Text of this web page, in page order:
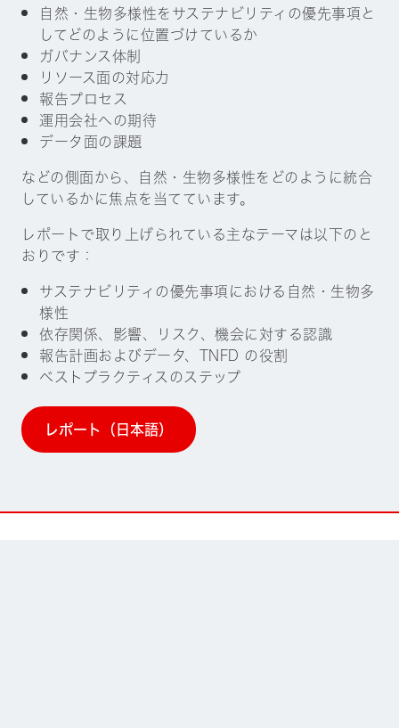
自然・生物多様性をサステナビリティの優先事項と
してどのように位置づけているか
ガバナンス体制
リソース面の対応力
報告プロセス
運用会社への期待
データ面の課題
などの側面から、自然・生物多様性をどのように統合
しているかに焦点を当てています。
レポートで取り上げられている主なテーマは以下のと
おりです：
サステナビリティの優先事項における自然・生物多
様性
依存関係、影響、リスク、機会に対する認識
報告計画およびデータ、TNFD の役割
ベストプラクティスのステップ
レポート（日本語）